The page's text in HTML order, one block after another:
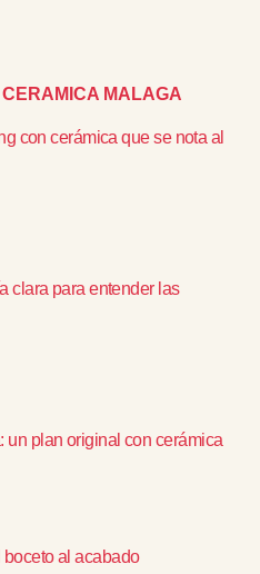
con cerámica que se nota al
clara para entender las
un plan original con cerámica
boceto al acabado